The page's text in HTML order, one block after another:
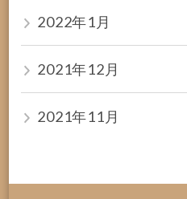
2022年1月
2021年12月
2021年11月